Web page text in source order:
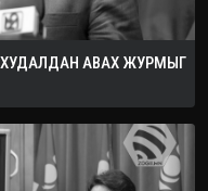
ХУДАЛДАН АВАХ ЖУРМЫГ